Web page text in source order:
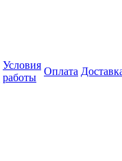
Условия
работы
Оплата